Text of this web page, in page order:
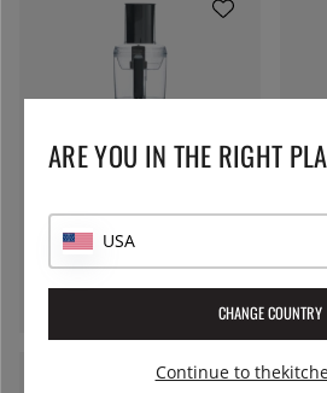
czarny - Magimix
1247 zł
9-
ARE YOU IN THE RIGHT
USA
CHANGE COUNTRY
Continue to